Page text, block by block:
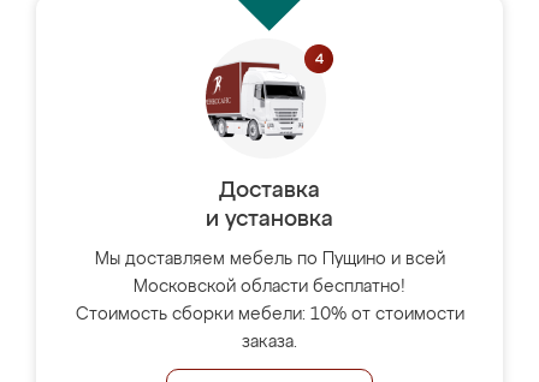
Доставка
и установка
Мы доставляем мебель по Пущино и всей
Московской области бесплатно!
Стоимость сборки мебели: 10% от стоимости
заказа.